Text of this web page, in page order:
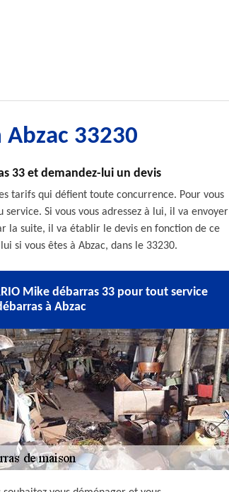
33230
33 et demandez-lui un devis
tarifs qui défient toute concurrence. Pour vous
Si vous vous adressez à lui, il va envoyer
la suite, il va établir le devis en fonction de ce
si vous êtes à Abzac, dans le 33230.
Mike débarras 33 pour tout service
à Abzac